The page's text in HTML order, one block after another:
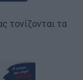
τονίζονται τα